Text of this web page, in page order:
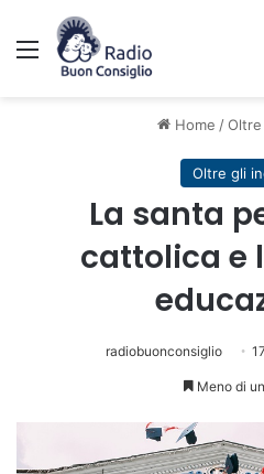
Menu
Home /
Oltre gli
La santa
cattolica e
radiobuonconsiglio
Meno di